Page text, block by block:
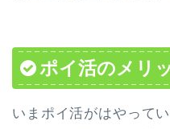
ポイ活のメリ
いまポイ活がはやって